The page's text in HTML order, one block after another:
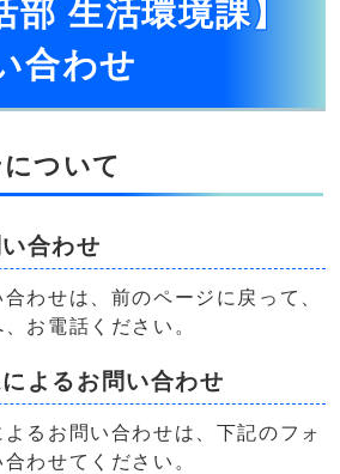
部 生活環境課】
合わせ
ついて
合わせ
わせは、前のページに戻って、
お電話ください。
よるお問い合わせ
よるお問い合わせは、下記のフォ
わせてください。